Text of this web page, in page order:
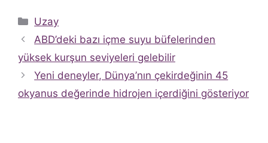
Kategoriler
Uzay
ABD’deki bazı içme suyu büfelerinden
yüksek kurşun seviyeleri gelebilir
Yeni deneyler, Dünya’nın çekirdeğinin 45
okyanus değerinde hidrojen içerdiğini gösteriyor